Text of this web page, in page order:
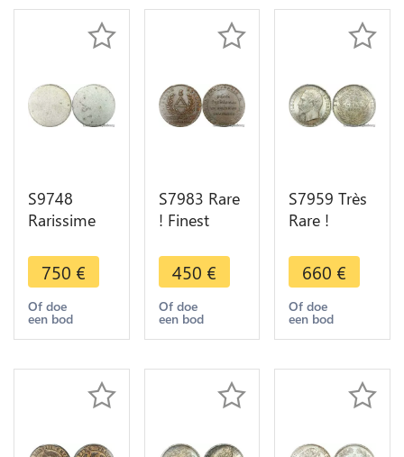
S9748
Rarissime
Franc Essai
uniface
1941 1942
Bazor
PCGS AU55
750 €
Of doe
een bod
S7983 Rare
! Finest
au triangle
Brézin 1792
Paris PCGS
SP55
450 €
Of doe
een bod
S7959 Très
Rare !
Centimes
Napoléon I
1860 BB
PCGS MS64
660 €
Of doe
een bod